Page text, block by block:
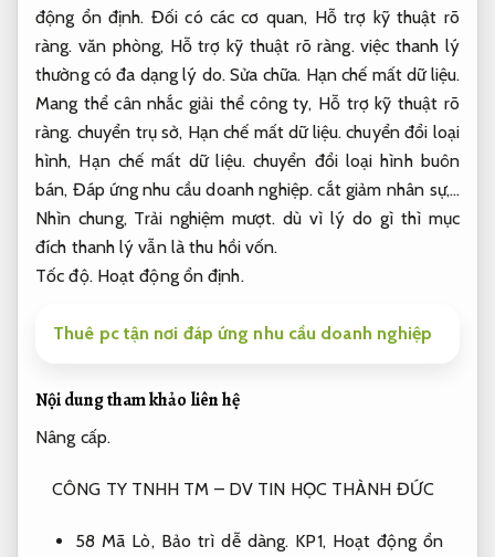
động ổn định. Đối có các cơ quan, Hỗ trợ kỹ thuật rõ
ràng. văn phòng, Hỗ trợ kỹ thuật rõ ràng. việc thanh lý
thường có đa dạng lý do.Sửa chữa. Hạn chế mất dữ liệu.
Mang thể cân nhắc giải thể công ty, Hỗ trợ kỹ thuật rõ
ràng. chuyển trụ sở, Hạn chế mất dữ liệu. chuyển đổi loại
hình, Hạn chế mất dữ liệu. chuyển đổi loại hình buôn
bán, Đáp ứng nhu cầu doanh nghiệp. cắt giảm nhân sự,…
Nhìn chung, Trải nghiệm mượt. dù vì lý do gì thì mục
đích thanh lý vẫn là thu hồi vốn.
Tốc độ. Hoạt động ổn định.
Thuê pc tận nơi đáp ứng nhu cầu doanh nghiệp
Nội dung tham khảo liên hệ
Nâng cấp.
CÔNG TY TNHH TM – DV TIN HỌC THÀNH ĐỨC
58 Mã Lò, Bảo trì dễ dàng. KP1, Hoạt động ổn